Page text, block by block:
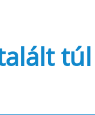
túl